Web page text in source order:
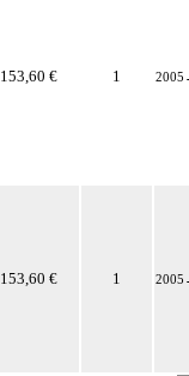
153,60 € 1 2005
153,60 € 1 2005